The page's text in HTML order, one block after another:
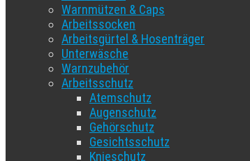
Warnmützen & Caps
Arbeitssocken
Arbeitsgürtel & Hosenträger
Unterwäsche
Warnzubehör
Arbeitsschutz
Atemschutz
Augenschutz
Gehörschutz
Gesichtsschutz
Knieschutz